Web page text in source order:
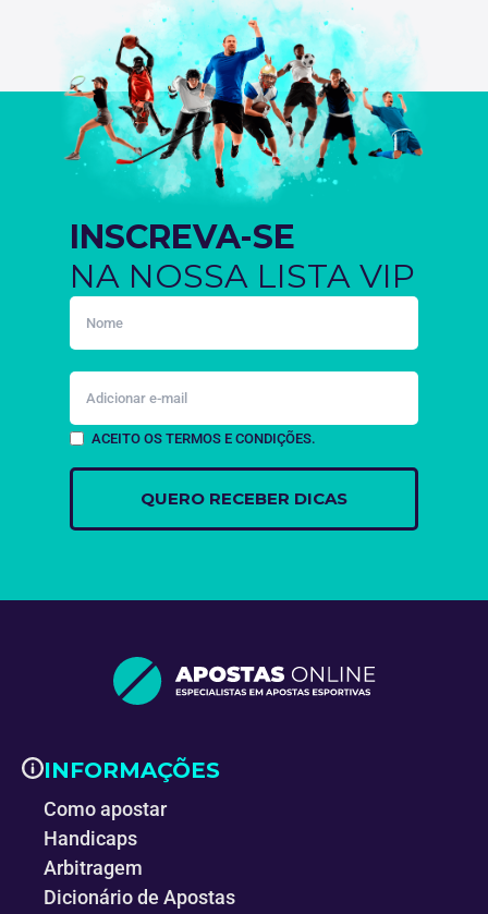
INSCREVA-SE
NA NOSSA LISTA VIP
ACEITO OS TERMOS E CONDIÇÕES.
INFORMAÇÕES
Como apostar
Handicaps
Arbitragem
Dicionário de Apostas